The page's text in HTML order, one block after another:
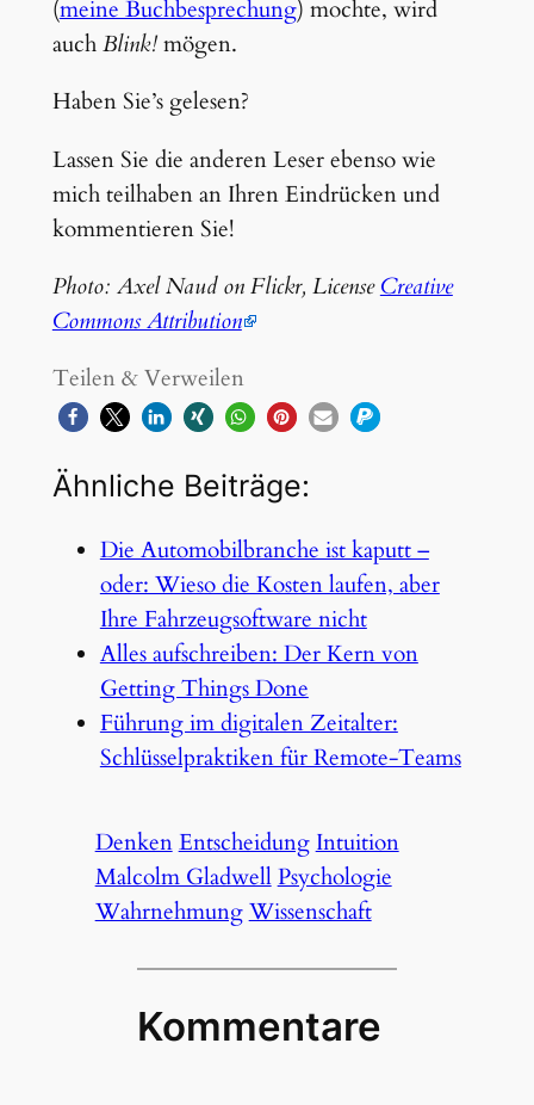
(meine Buchbesprechung) mochte, wird
auchBlink!mögen.
Haben Sie’s gelesen?
Lassen Sie die anderen Leser ebenso wie
mich teilhaben an Ihren Eindrücken und
kommentieren Sie!
Photo: Axel Naud on Flickr, LicenseCreative
Commons Attribution
Teilen & Verweilen
Ähnliche Beiträge:
Die Automobilbranche ist kaputt –
oder: Wieso die Kosten laufen, aber
Ihre Fahrzeugsoftware nicht
Alles aufschreiben: Der Kern von
Getting Things Done
Führung im digitalen Zeitalter:
Schlüsselpraktiken für Remote-Teams
Denken Entscheidung Intuition
Malcolm Gladwell Psychologie
Wahrnehmung Wissenschaft
Kommentare